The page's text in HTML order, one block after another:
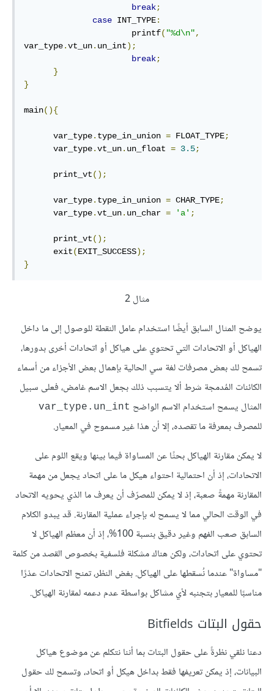
break;
case INT_TYPE:
                      printf
( "%d\n",
var_type.vt_un. un_int);
break;
}
}
main(){
      var_type
. type_in_union = FLOAT_TYPE;
      var_type
.vt_un. un_float = 3.5;
      print_vt
();
      var_type
. type_in_union = CHAR_TYPE;
      var_type
.vt_un. un_char = 'a' ;
      print_vt
();
      exit
(EXIT_SUCCESS);
}
مثال 2
يوضح المثال السابق أيضًا استخدام عامل النقطة للوصول إلى ما داخل
الهياكل أو الاتحادات التي تحتوي على هياكل أو اتحادات أخرى بدورها،
تسمح لك بعض مصرفات لغة سي الحالية بإهمال بعض الأجزاء من أسماء
الكائنات المُدمجة شرط ألا يتسبب ذلك بجعل الاسم غامض، فعلى سبيل
المثال يسمح استخدام الاسم الواضح var_type.un_int
للمصرف بمعرفة ما تقصده، إلا أن هذا غير مسموح في المعيار.
لا يمكن مقارنة الهياكل بحثًا عن المساواة فيما بينها ويقع اللوم على
الاتحادات، إذ أن احتمالية احتواء هيكل ما على اتحاد يجعل من مهمة
المقارنة مهمةً صعبة، إذ لا يمكن للمصرّف أن يعرف ما الذي يحويه الاتحاد
في الوقت الحالي مما لا يسمح له بإجراء عملية المقارنة. قد يبدو الكلام
السابق صعب الفهم وغير دقيق بنسبة 100%، إذ أن معظم الهياكل لا
تحتوي على اتحادات، ولكن هناك مشكلة فلسفية بخصوص القصد من كلمة
"مساواة" عندما نُسقطها على الهياكل. بغض النظر، تمنح الاتحادات عذرًا
مناسبًا للمعيار بتجنبه لأي مشاكل بواسطة عدم دعمه لمقارنة الهياكل.
حقول البتات Bitfields
دعنا نلقي نظرةً على حقول البتات بما أننا نتكلم عن موضوع هياكل
البيانات، إذ يمكن تعريفها فقط بداخل هيكل أو اتحاد، وتسمح لك حقول